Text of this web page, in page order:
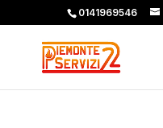
0141969546